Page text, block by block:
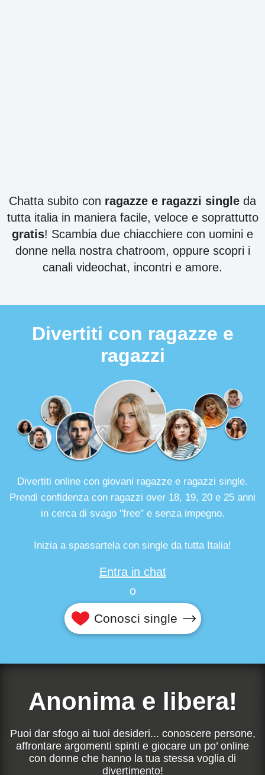
Chatta subito con ragazze e ragazzi single da
tutta italia in maniera facile, veloce e soprattutto
gratis! Scambia due chiacchiere con uomini e
donne nella nostra chatroom, oppure scopri i
canali videochat, incontri e amore.
Divertiti con ragazze e
ragazzi
Divertiti online con giovani ragazze e ragazzi single.
Prendi confidenza con ragazzi over 18, 19, 20 e 25 anni
in cerca di svago "free" e senza impegno.
Inizia a spassartela con single da tutta Italia!
Entra in chat
o
Conosci single
Anonima e libera!
Puoi dar sfogo ai tuoi desideri... conoscere persone,
affrontare argomenti spinti e giocare un po’ online
con donne che hanno la tua stessa voglia di
divertimento!